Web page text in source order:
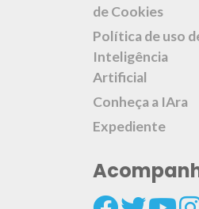
de Cookies
Política de uso
Inteligência
Artificial
Conheça a IAra
Expediente